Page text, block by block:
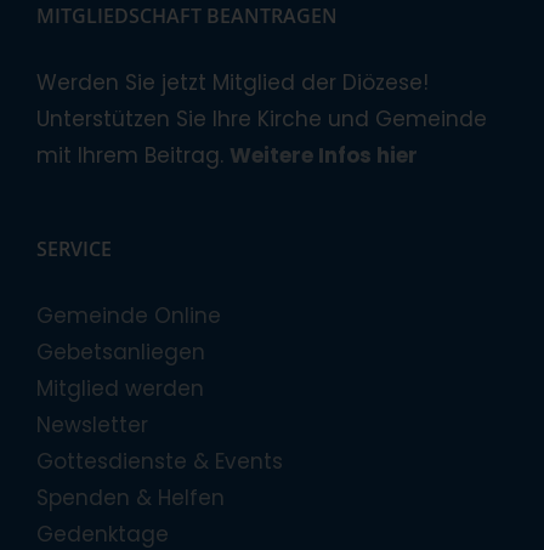
MITGLIEDSCHAFT BEANTRAGEN
Werden Sie jetzt Mitglied der Diözese!
Unterstützen Sie Ihre Kirche und Gemeinde
mit Ihrem Beitrag. Weitere Infos hier
SERVICE
Gemeinde Online
Gebetsanliegen
Mitglied werden
Newsletter
Gottesdienste & Events
Spenden & Helfen
Gedenktage